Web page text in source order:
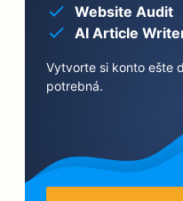
Website Audit
AI Article
Vytvorte si konto ešte
potrebná.